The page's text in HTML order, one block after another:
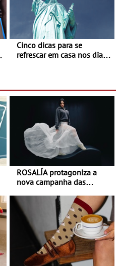
Alberto Sampaio
Cinco dicas para se
refrescar em casa nos dias
ROSALÍA protagoniza a
nova campanha das
Balance